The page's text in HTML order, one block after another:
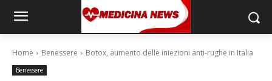
Home Benessere Botox, aumento delle iniezioni anti-rughe in Italia
Benessere